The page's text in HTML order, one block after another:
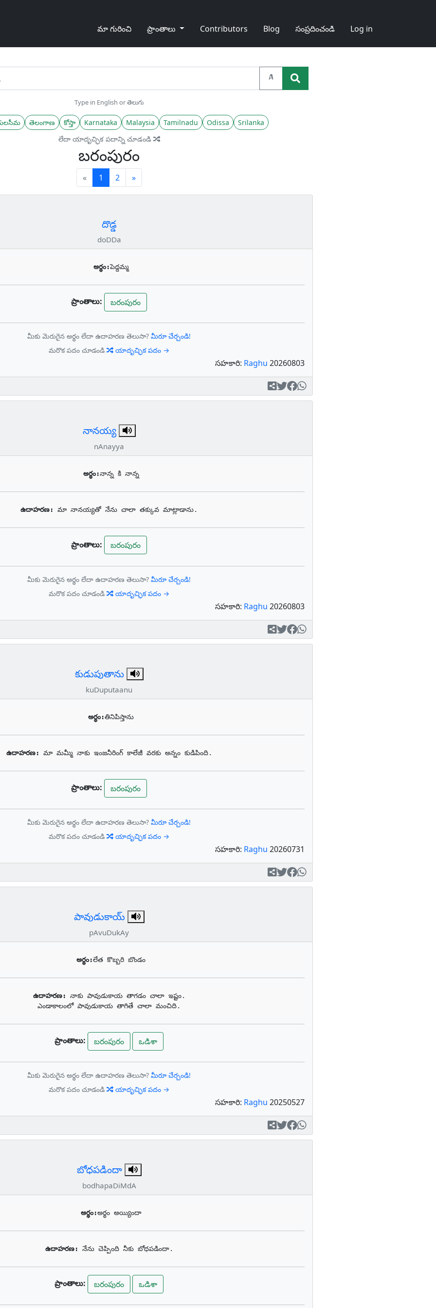
మా గురించి ప్రాంతాలు Contributors Blog సంప్రదించండి Log in
A
Type in English or తెలుగు
తెలంగాణ కోస్తా Karnataka Malaysia Tamilnadu Odissa
Srilanka
లేదా యాదృచ్ఛిక పదాన్ని చూడండి
బరంపురం
« 1 (current)
2 »Next
దొడ్డ
doDDa
అర్థం:పెద్దమ్మ
ప్రాంతాలు: బరంపురం
మీకు మెరుగైన అర్థం లేదా ఉదాహరణ తెలుసా? మీరూ చేర్చండి!
మరొక పదం చూడండి
యాదృచ్ఛిక పదం →
సహకారి: Raghu 20260803
నానయ్య
nAnayya
అర్థం:నాన్న కి నాన్న
ఉదాహరణ: మా నానయ్యతో నేను చాలా తక్కువ మాట్లాడాను.
ప్రాంతాలు: బరంపురం
మీకు మెరుగైన అర్థం లేదా ఉదాహరణ తెలుసా? మీరూ చేర్చండి!
మరొక పదం చూడండి
యాదృచ్ఛిక పదం →
సహకారి: Raghu 20260803
కుడుపుతాను
kuDuputaanu
అర్థం:తినిపిస్తాను
ఉదాహరణ: మా మమ్మీ నాకు ఇంజనీరింగ్ కాలేజీ వరకు అన్నం కుడిపింది.
ప్రాంతాలు: బరంపురం
మీకు మెరుగైన అర్థం లేదా ఉదాహరణ తెలుసా? మీరూ చేర్చండి!
మరొక పదం చూడండి
యాదృచ్ఛిక పదం →
సహకారి: Raghu 20260731
పావుడుకాయ్
pAvuDukAy
అర్థం:లేత కొబ్బరి బొండం
ఉదాహరణ: నాకు పావుడుకాయ తాగడం చాలా ఇష్టం.
ఎండాకాలంలో పావుడుకాయ తాగితే చాలా మంచిది.
ప్రాంతాలు: బరంపురం ఒడిశా
మీకు మెరుగైన అర్థం లేదా ఉదాహరణ తెలుసా? మీరూ చేర్చండి!
మరొక పదం చూడండి
యాదృచ్ఛిక పదం →
సహకారి: Raghu 20250527
బోధపడిందా
bodhapaDiMdA
అర్థం:అర్థం అయ్యిందా
ఉదాహరణ: నేను చెప్పింది నీకు బోధపడిందా.
ప్రాంతాలు: బరంపురం ఒడిశా